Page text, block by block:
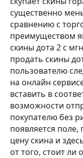
существенно
сравнению с
преимуществом
скины дота 2 с
продать скины
пользователю
на онлайн
вставить в
возможности
покупателю без
появляется
цену скина и
от того, стоит ли